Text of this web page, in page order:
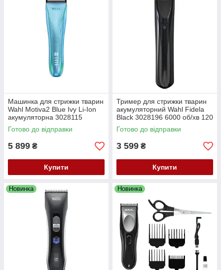
Машинка для стрижки тварин
Wahl Motiva2 Blue Ivy Li-Ion
акумуляторна 3028115
Готово до відправки
5 899 ₴
Купити
Тример для стрижки тварин
акумуляторний Wahl Fidela
Black 3028196 6000 об/хв 120
хв 0.4 мм
Готово до відправки
3 599 ₴
Купити
Новинка Новинка